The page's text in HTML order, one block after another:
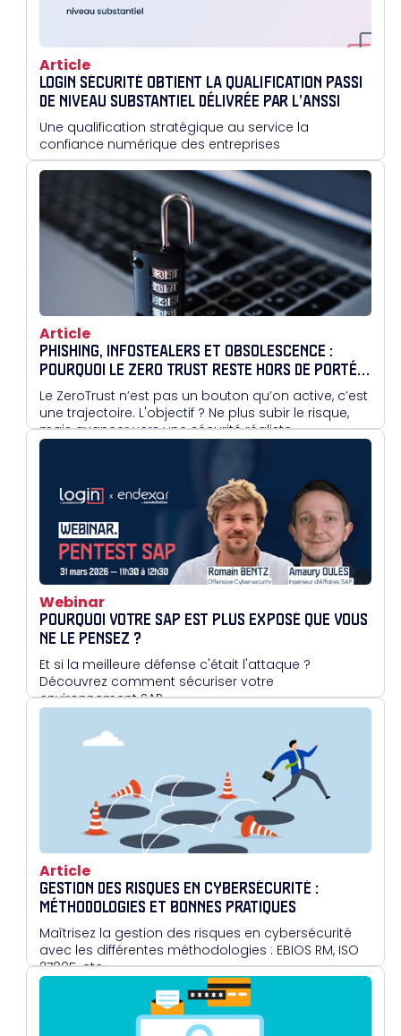
Article
LOGIN SÉCURITÉ OBTIENT LA QUALIFICATION PASSI
DE NIVEAU SUBSTANTIEL DÉLIVRÉE PAR L’ANSSI
Une qualification stratégique au service la
confiance numérique des entreprises
Article
PHISHING, INFOSTEALERS ET OBSOLESCENCE :
POURQUOI LE ZERO TRUST RESTE HORS DE PORTÉE
POUR BEAUCOUP
Le ZeroTrust n’est pas un bouton qu’on active, c’est
une trajectoire. L'objectif ? Ne plus subir le risque,
mais avancer vers une sécurité réaliste.
Webinar
POURQUOI VOTRE SAP EST PLUS EXPOSÉ QUE VOUS
NE LE PENSEZ ?
Et si la meilleure défense c'était l'attaque ?
Découvrez comment sécuriser votre
environnement SAP
Article
GESTION DES RISQUES EN CYBERSÉCURITÉ :
MÉTHODOLOGIES ET BONNES PRATIQUES
Maîtrisez la gestion des risques en cybersécurité
avec les différentes méthodologies : EBIOS RM, ISO
27005, etc.